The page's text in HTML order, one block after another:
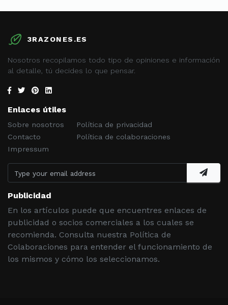
3RAZONES.ES
Nosotros recopilamos todo tipo de opiniones e información
al detalle, tú decides lo que pensar.
Enlaces útiles
Sobre nosotros
Contacto
Impressum
Política de privacidad
Política de colaboraciones
Publicidad
En los artículos puede que encuentres enlaces de
publicidad o socios comerciales a los cuales se
recomienda. Consulta nuestra Política de
Colaboraciones para entender el funcionamiento de
los mismos y cómo los seleccionamos.